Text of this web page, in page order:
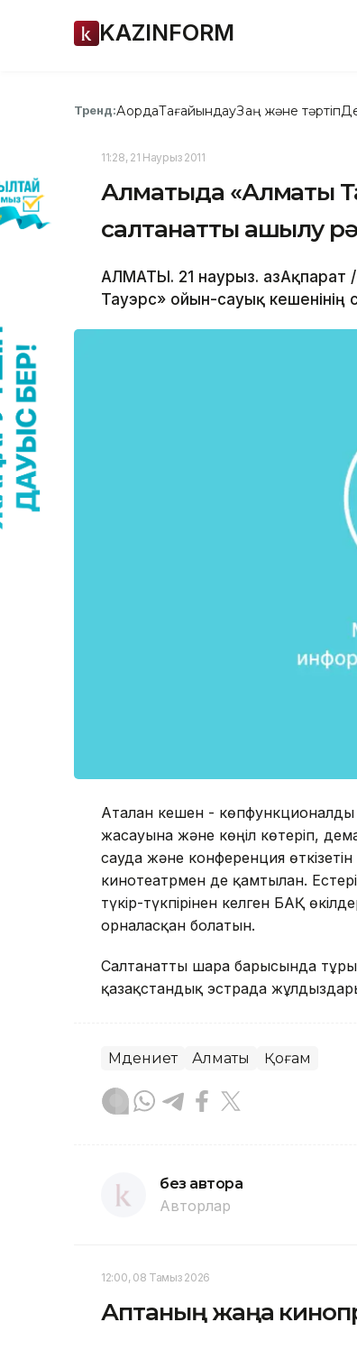
KAZINFORM
Тренд:АқордаТағайындауЗаң және тәртіп
11:28, 21 Наурыз 2011
Алматыда «Алматы
салтанатты ашылу
АЛМАТЫ. 21 наурыз.
Тауэрс» ойын-сауық кешенінің
Аталған кешен -
жасауына және көңіл көтеріп,
сауда және конференция
кинотеатрмен де қамтылған.
түкір-түкпірінен келген БАҚ
орналасқан болатын.
Салтанатты шара барысында
қазақстандық эстрада
Мәдениет Алматы Қоғам
без автора
Авторлар
12:00, 08 Тамыз 2026
Аптаның жаңа